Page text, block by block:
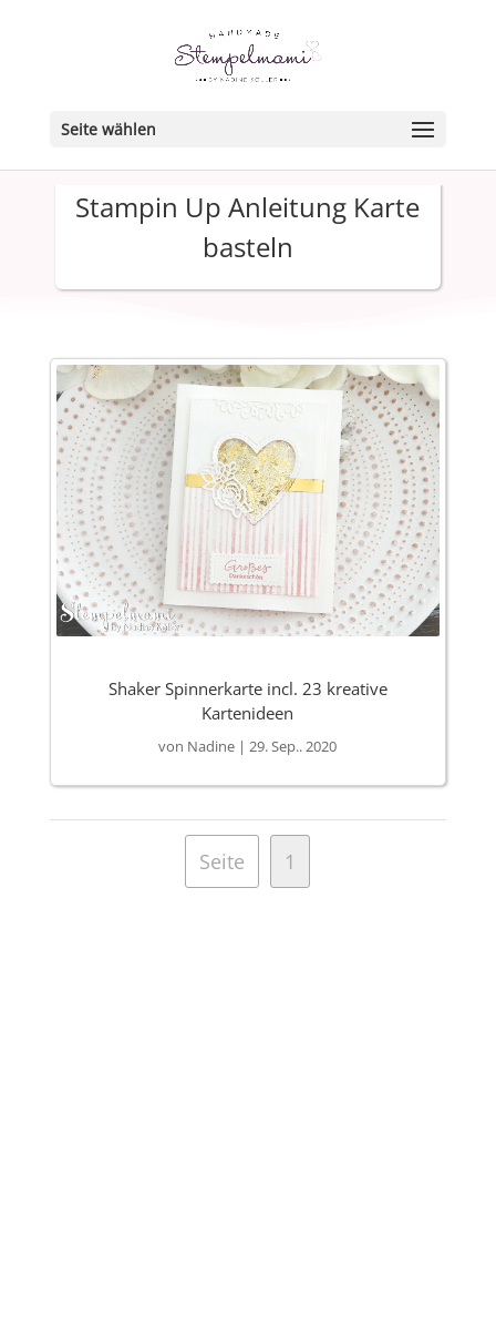
Seite wählen
Stampin Up Anleitung Karte
basteln
Shaker Spinnerkarte incl. 23 kreative
Kartenideen
von Nadine |29. Sep.. 2020
Seite 1